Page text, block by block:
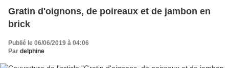
Gratin d'oignons, de poireaux et de jambon en
brick
Publié le 06/06/2019 à 04:06
Par delphine